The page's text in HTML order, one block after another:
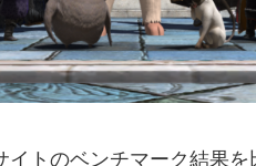
トのベンチマーク結果